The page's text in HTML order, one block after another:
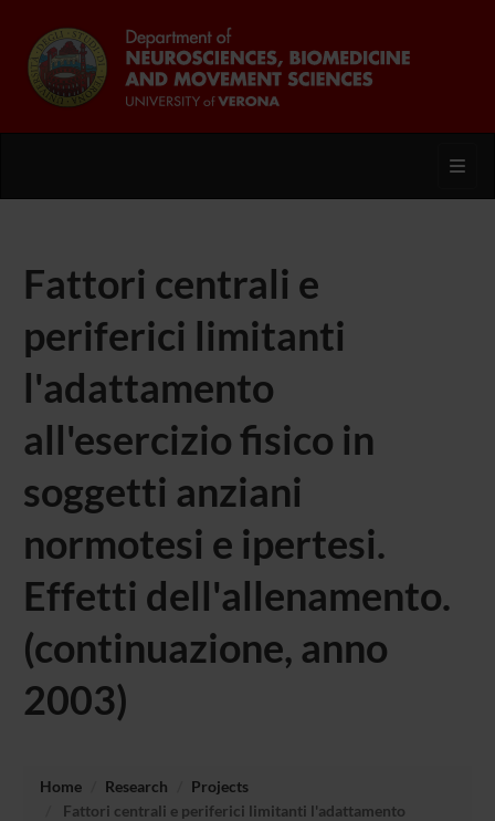
Fattori centrali e
periferici limitanti
l'adattamento
all'esercizio fisico in
soggetti anziani
normotesi e ipertesi.
Effetti dell'allenamento.
(continuazione, anno
2003)
Home Research
Projects
Fattori centrali e periferici limitanti l'adattamento